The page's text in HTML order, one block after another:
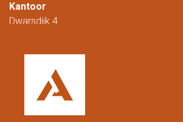
Kantoor
Dwarsdijk 4
Nederland
+31 (0)88 23 42 200
08.00 tot 16.00 uur (CET/CEST).